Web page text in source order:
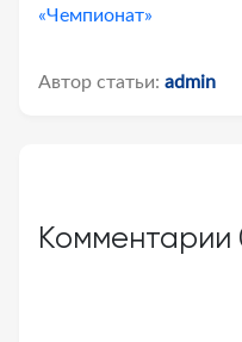
«Чемпионат»
Автор статьи: admin
Комментарии